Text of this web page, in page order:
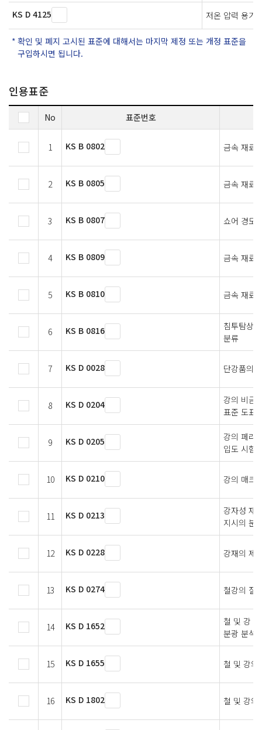
KS D 4125 저온 압력 용기
확인 및 폐지 고시된 표준에 대해서는 마지막 제정 또는 개정 표준을
구입하시면 됩니다.
인용표준
No 표준번호
1 KS B 0802 금속 재료
2 KS B 0805 금속 재료
3 KS B 0807 쇼어 경도
4 KS B 0809 금속 재료
5 KS B 0810 금속 재료
6 KS B 0816
침투탐상
분류
7 KS D 0028 단강품의
8 KS D 0204
강의 비금
표준 도표
9 KS D 0205
강의 페라
입도 시험
10 KS D 0210 강의 매크
11 KS D 0213
강자성 재
지시의 분
12 KS D 0228 강재의 제
13 KS D 0274 철강의 질
14 KS D 1652
철 및 강 —
분광 분석
15 KS D 1655 철 및 강의
16 KS D 1802 철 및 강의